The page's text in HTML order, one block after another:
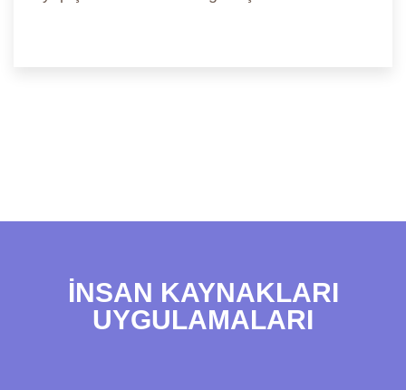
İNSAN KAYNAKLARI
UYGULAMALARI